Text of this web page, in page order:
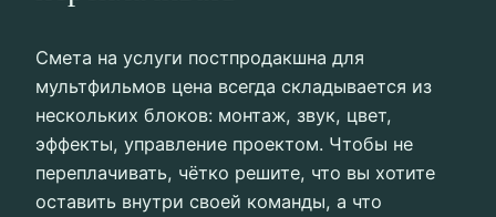
Смета на услуги постпродакшна для
мультфильмов цена всегда складывается из
нескольких блоков: монтаж, звук, цвет,
эффекты, управление проектом. Чтобы не
переплачивать, чётко решите, что вы хотите
оставить внутри своей команды, а что